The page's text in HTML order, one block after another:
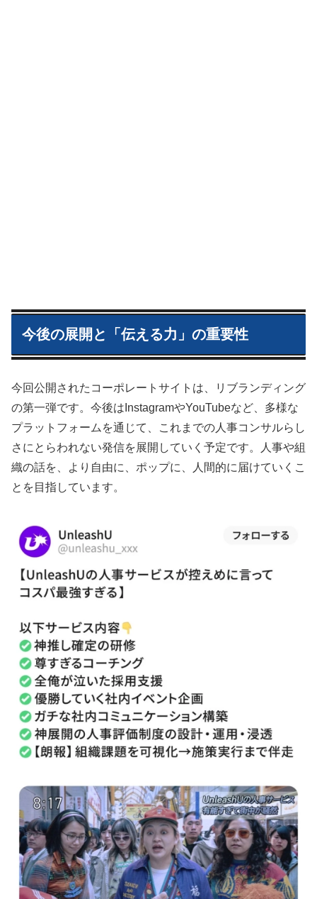
今後の展開と「伝える力」の重要性
今回公開されたコーポレートサイトは、リブランディング
の第一弾です。今後はInstagramやYouTubeなど、多様な
プラットフォームを通じて、これまでの人事コンサルらし
さにとらわれない発信を展開していく予定です。人事や組
織の話を、より自由に、ポップに、人間的に届けていくこ
とを目指しています。